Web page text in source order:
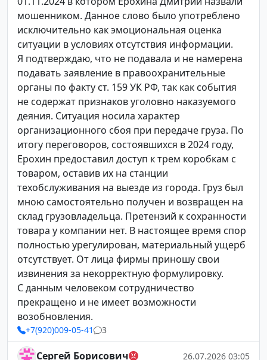
мошенником. Данное слово было употреблено
исключительно как эмоциональная оценка
ситуации в условиях отсутствия информации.
Я подтверждаю, что не подавала и не намерена
подавать заявление в правоохранительные
органы по факту ст. 159 УК РФ, так как события
не содержат признаков уголовно наказуемого
деяния. Ситуация носила характер
организационного сбоя при передаче груза. По
итогу переговоров, состоявшихся в 2024 году,
Ерохин предоставил доступ к трем коробкам с
товаром, оставив их на станции
техобслуживания на выезде из города. Груз был
мною самостоятельно получен и возвращен на
склад грузовладельца. Претензий к сохранности
товара у компании нет. В настоящее время спор
полностью урегулирован, материальный ущерб
отсутствует. От лица фирмы приношу свои
извинения за некорректную формулировку.
С данным человеком сотрудничество
прекращено и не имеет возможности
возобновления.
+7(920)009-05-41 3
Сергей Борисович 26.07.2026 03:05